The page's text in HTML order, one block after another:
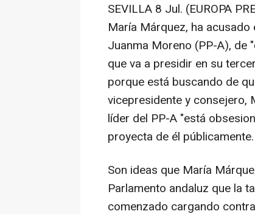
SEVILLA 8 Jul. (EUROPA
María Márquez, ha
Juanma Moreno (PP-A), de
que va a presidir en su
porque está buscando de
vicepresidente y consejero,
líder del PP-A "está
proyecta de él públicamente.
Son ideas que María
Parlamento andaluz que la
comenzado cargando